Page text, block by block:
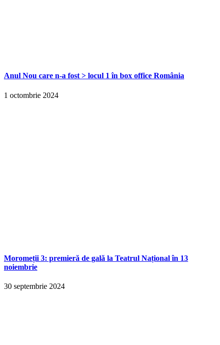
Anul Nou care n-a fost > locul 1 în box office România
1 octombrie 2024
Moromeții 3: premieră de gală la Teatrul Național în 13
noiembrie
30 septembrie 2024